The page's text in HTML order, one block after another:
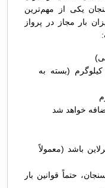
یکی از مهم‌ترین
بار مجاز در پرواز
در کلاس اکونومی: معمولاً ۲۰ تا ۳۰ کیلوگرم (بسته به
خواهد شد
باشد (معمولاً
حتماً قوانین بار